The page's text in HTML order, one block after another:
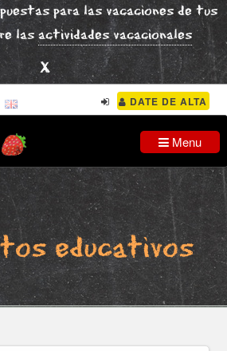
para las vacaciones de tus
lasactividades vacacionales
x
DATE DE ALTA
Menu
educativos